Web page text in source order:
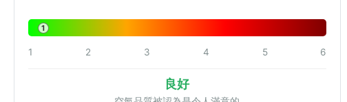
1
1 2 3 4 5 6
良好